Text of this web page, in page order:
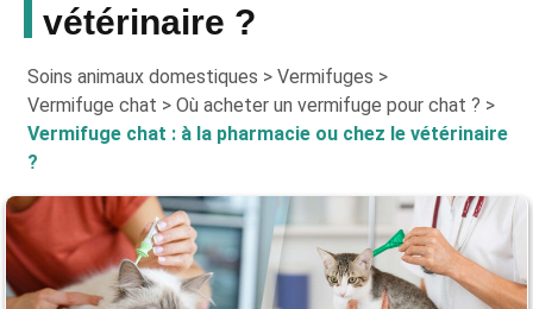
vétérinaire ?
Soins animaux domestiques > Vermifuges >
Vermifuge chat > Où acheter un vermifuge pour chat ? >
Vermifuge chat : à la pharmacie ou chez le vétérinaire
?
aucun conseil pour vos animaux !